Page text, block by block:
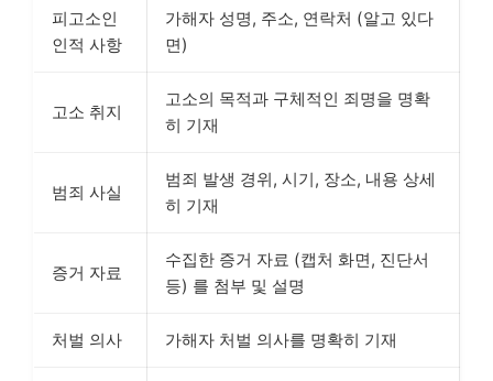
피고소인
인적 사항
가해자 성명, 주소, 연락처 (알고 있다
면)
고소 취지
고소의 목적과 구체적인 죄명을 명확
히 기재
범죄 사실
범죄 발생 경위, 시기, 장소, 내용 상세
히 기재
증거 자료
수집한 증거 자료 (캡처 화면, 진단서
등) 를 첨부 및 설명
처벌 의사 가해자 처벌 의사를 명확히 기재